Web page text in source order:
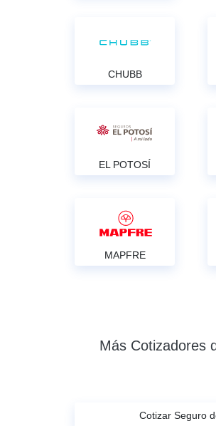
CHUBB
EL POTOSÍ
MAPFRE
Más Cotizadores
Cotizar Seguro